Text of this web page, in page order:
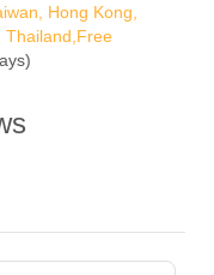
Hong Kong,
Thailand,Free